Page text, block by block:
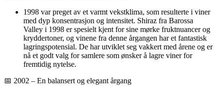
1998 var preget av et varmt vekstklima, som resulterte i viner
med dyp konsentrasjon og intensitet. Shiraz fra Barossa
Valley i 1998 er spesielt kjent for sine mørke fruktnuancer og
kryddertoner, og vinene fra denne årgangen har et fantastisk
lagringspotensial. De har utviklet seg vakkert med årene og er
nå et godt valg for samlere som ønsker å lagre viner for
fremtidig nytelse.
📅 2002 – En balansert og elegant årgang